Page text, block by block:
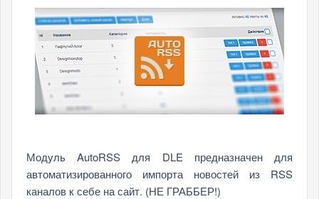
Модуль AutoRSS для DLE предназначен для
автоматизированного импорта новостей из RSS
каналов к себе на сайт. (НЕ ГРАББЕР!)